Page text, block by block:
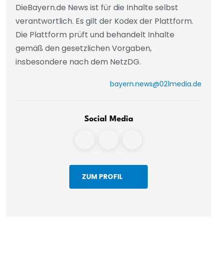
DieBayern.de News ist für die Inhalte selbst
verantwortlich. Es gilt der Kodex der Plattform.
Die Plattform prüft und behandelt Inhalte
gemäß den gesetzlichen Vorgaben,
insbesondere nach dem NetzDG.
bayern.news@021media.de
Social Media
ZUM PROFIL